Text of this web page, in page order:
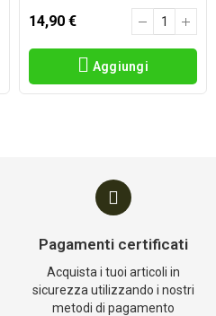
14,90 €
Aggiungi
Pagamenti certificati
Acquista i tuoi articoli in
sicurezza utilizzando i nostri
metodi di pagamento